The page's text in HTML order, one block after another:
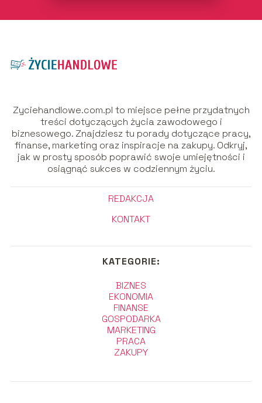
Zyciehandlowe.com.pl to miejsce pełne przydatnych
treści dotyczących życia zawodowego i
biznesowego. Znajdziesz tu porady dotyczące pracy,
finanse, marketing oraz inspiracje na zakupy. Odkryj,
jak w prosty sposób poprawić swoje umiejętności i
osiągnąć sukces w codziennym życiu.
REDAKCJA
KONTAKT
KATEGORIE:
BIZNES
EKONOMIA
FINANSE
GOSPODARKA
MARKETING
PRACA
ZAKUPY